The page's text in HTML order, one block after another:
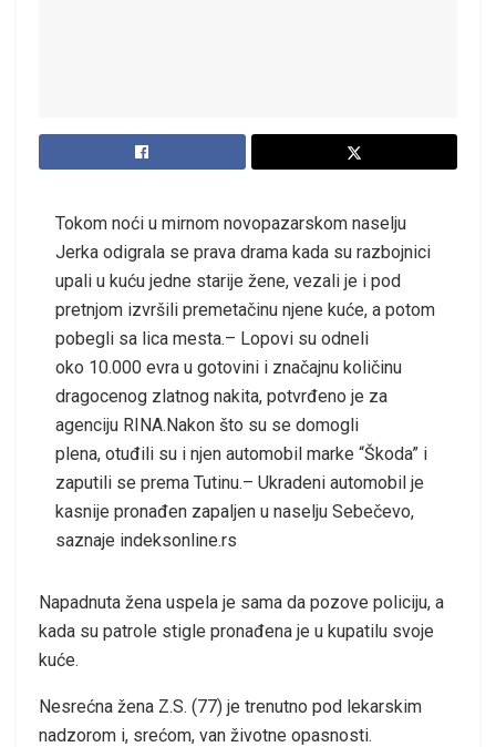
Tokom noći u mirnom novopazarskom naselju
Jerka odigrala se prava drama kada su razbojnici
upali u kuću jedne starije žene, vezali je i pod
pretnjom izvršili premetačinu njene kuće, a potom
pobegli sa lica mesta.– Lopovi su odneli
oko 10.000 evra u gotovini i značajnu količinu
dragocenog zlatnog nakita, potvrđeno je za
agenciju RINA.Nakon što su se domogli
plena, otuđili su i njen automobil marke “Škoda” i
zaputili se prema Tutinu.– Ukradeni automobil je
kasnije pronađen zapaljen u naselju Sebečevo,
saznaje indeksonline.rs
Napadnuta žena uspela je sama da pozove policiju, a
kada su patrole stigle pronađena je u kupatilu svoje
kuće.
Nesrećna žena Z.S. (77) je trenutno pod lekarskim
nadzorom i, srećom, van životne opasnosti.